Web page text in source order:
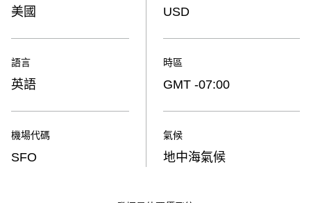
美國
語言
英語
機場代碼
SFO
USD
時區
GMT -07:00
氣候
地中海氣候